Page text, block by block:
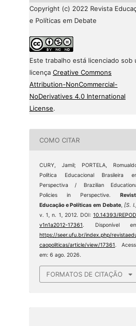
Copyright (c) 2022 Revista
e Políticas em Debate
Este trabalho está licenciado sob
licença Creative Commons
Attribution-NonCommercial-
NoDerivatives 4.0 International
License.
COMO CITAR
CURY, Jamil; PORTELA,
Política Educacional Brasileira
Perspectiva / Brazilian
Policies in Perspective.
Educação e Políticas em Debate,[S.
v. 1, n. 1, 2012. DOI: 10.14393/
v1n1a2012-17361. Disponível
https://seer.ufu.br/index.php/
caopoliticas/article/view/17361.
em: 6 ago. 2026.
FORMATOS DE CITAÇÃO